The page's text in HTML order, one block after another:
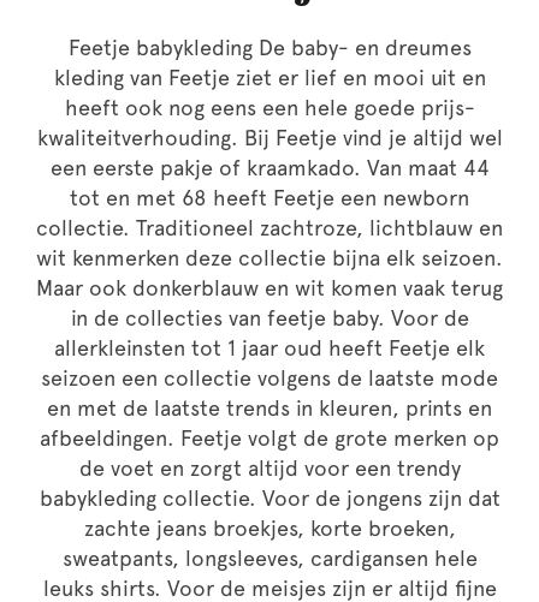
Feetje babykleding De baby- en dreumes
kleding van Feetje ziet er lief en mooi uit en
heeft ook nog eens een hele goede prijs-
kwaliteitverhouding. Bij Feetje vind je altijd wel
een eerste pakje of kraamkado. Van maat 44
tot en met 68 heeft Feetje een newborn
collectie. Traditioneel zachtroze, lichtblauw en
wit kenmerken deze collectie bijna elk seizoen.
Maar ook donkerblauw en wit komen vaak terug
in de collecties van feetje baby. Voor de
allerkleinsten tot 1 jaar oud heeft Feetje elk
seizoen een collectie volgens de laatste mode
en met de laatste trends in kleuren, prints en
afbeeldingen. Feetje volgt de grote merken op
de voet en zorgt altijd voor een trendy
babykleding collectie. Voor de jongens zijn dat
zachte jeans broekjes, korte broeken,
sweatpants, longsleeves, cardigansen hele
leuks shirts. Voor de meisjes zijn er altijd fijne